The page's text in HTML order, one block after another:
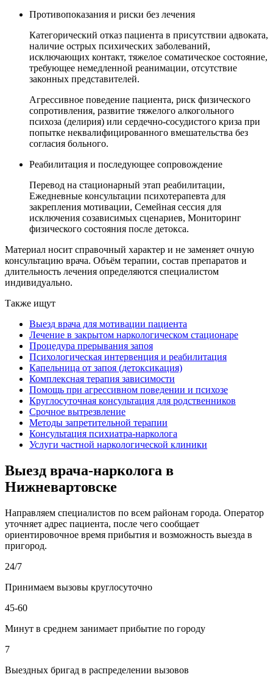
Противопоказания и риски без лечения
Категорический отказ пациента в присутствии адвоката,
наличие острых психических заболеваний,
исключающих контакт, тяжелое соматическое состояние,
требующее немедленной реанимации, отсутствие
законных представителей.
Агрессивное поведение пациента, риск физического
сопротивления, развитие тяжелого алкогольного
психоза (делирия) или сердечно-сосудистого криза при
попытке неквалифицированного вмешательства без
согласия больного.
Реабилитация и последующее сопровождение
Перевод на стационарный этап реабилитации,
Ежедневные консультации психотерапевта для
закрепления мотивации, Семейная сессия для
исключения созависимых сценариев, Мониторинг
физического состояния после детокса.
Материал носит справочный характер и не заменяет очную
консультацию врача. Объём терапии, состав препаратов и
длительность лечения определяются специалистом
индивидуально.
Также ищут
Выезд врача для мотивации пациента
Лечение в закрытом наркологическом стационаре
Процедура прерывания запоя
Психологическая интервенция и реабилитация
Капельница от запоя (детоксикация)
Комплексная терапия зависимости
Помощь при агрессивном поведении и психозе
Круглосуточная консультация для родственников
Срочное вытрезвление
Методы запретительной терапии
Консультация психиатра-нарколога
Услуги частной наркологической клиники
Выезд врача-нарколога в
Нижневартовске
Направляем специалистов по всем районам города. Оператор
уточняет адрес пациента, после чего сообщает
ориентировочное время прибытия и возможность выезда в
пригород.
24/7
Принимаем вызовы круглосуточно
45-60
Минут в среднем занимает прибытие по городу
7
Выездных бригад в распределении вызовов